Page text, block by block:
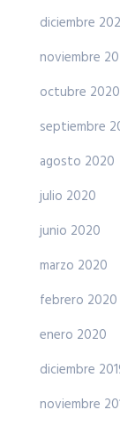
diciembre
noviembre
octubre 2020
septiembre
agosto 2020
julio 2020
junio 2020
marzo 2020
febrero 2020
enero 2020
diciembre
noviembre